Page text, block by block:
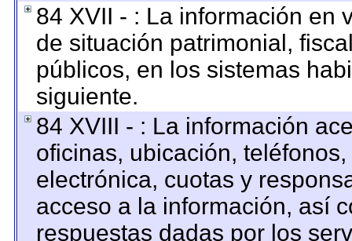
84 XVII - : La información en
de situación patrimonial,
públicos, en los sistemas
siguiente.
84 XVIII - : La información
oficinas, ubicación,
electrónica, cuotas y
acceso a la información, así
respuestas dadas por los